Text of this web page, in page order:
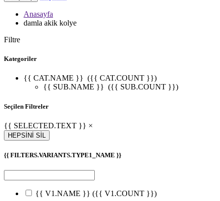
Anasayfa
damla akik kolye
Filtre
Kategoriler
{{ CAT.NAME }} ({{ CAT.COUNT }})
{{ SUB.NAME }} ({{ SUB.COUNT }})
Seçilen Filtreler
{{ SELECTED.TEXT }} ×
HEPSİNİ SİL
{{ FILTERS.VARIANTS.TYPE1_NAME }}
{{ V1.NAME }} ({{ V1.COUNT }})